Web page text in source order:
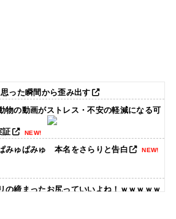
った瞬間から歪み出す
物の動画がストレス・不安の軽減になる可
証 NEW!
みゅぱみゅ 本名をさらりと告白 NEW!
の締まったお尻っていいよね！ｗｗｗｗｗ